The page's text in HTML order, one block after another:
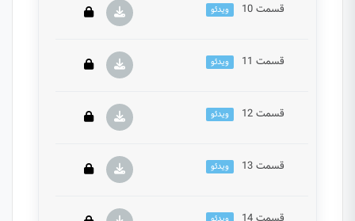
این بخش خصوصی می باشد. برای دسترسی کامل به
قسمت 10 ویدئو
این بخش خصوصی می باشد. برای دسترسی کامل به
قسمت 11 ویدئو
این بخش خصوصی می باشد. برای دسترسی کامل به
قسمت 12 ویدئو
این بخش خصوصی می باشد. برای دسترسی کامل به
قسمت 13 ویدئو